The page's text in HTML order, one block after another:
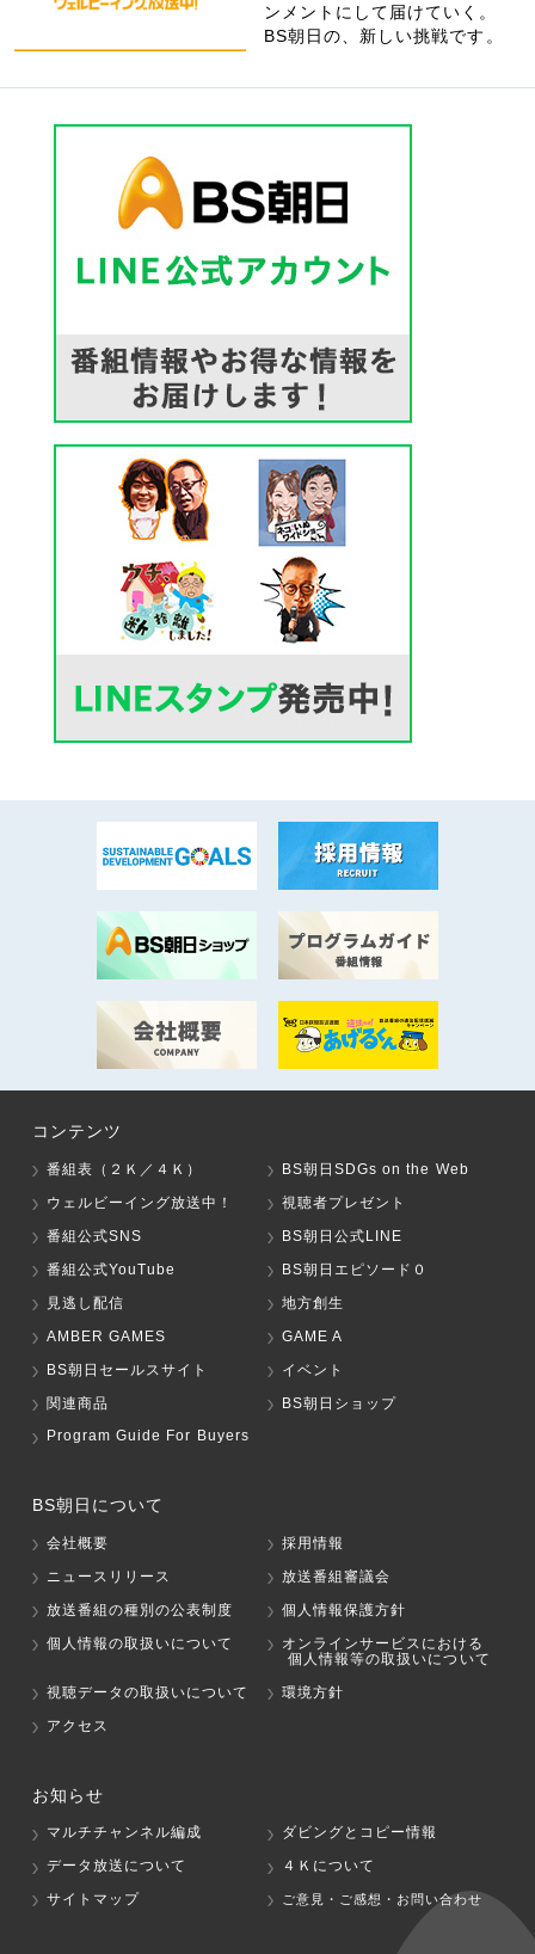
ンメントにして届けていく。
BS朝日の、新しい挑戦です。
コンテンツ
番組表（２Ｋ／４Ｋ）
BS朝日SDGs on the Web
ウェルビーイング放送中！
視聴者プレゼント
番組公式SNS
BS朝日公式LINE
番組公式YouTube
BS朝日エピソード０
見逃し配信
地方創生
AMBER GAMES
GAME A
BS朝日セールスサイト
イベント
関連商品
BS朝日ショップ
Program Guide For Buyers
BS朝日について
会社概要
採用情報
ニュースリリース
放送番組審議会
放送番組の種別の公表制度
個人情報保護方針
個人情報の取扱いについて
オンラインサービスにおける
個人情報等の取扱いについて
視聴データの取扱いについて
環境方針
アクセス
お知らせ
マルチチャンネル編成
ダビングとコピー情報
データ放送について
４Ｋについて
サイトマップ
ご意見・ご感想・お問い合わせ